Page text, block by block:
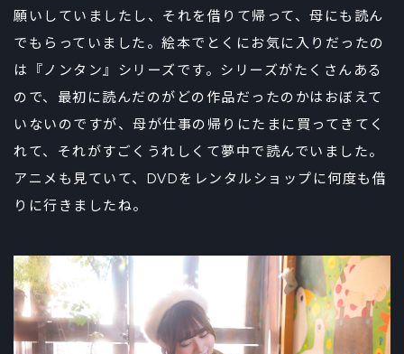
願いしていましたし、それを借りて帰って、母にも読ん
でもらっていました。絵本でとくにお気に入りだったの
は『ノンタン』シリーズです。シリーズがたくさんある
ので、最初に読んだのがどの作品だったのかはおぼえて
いないのですが、母が仕事の帰りにたまに買ってきてく
れて、それがすごくうれしくて夢中で読んでいました。
アニメも見ていて、DVDをレンタルショップに何度も借
りに行きましたね。